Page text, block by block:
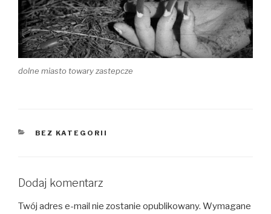
dolne miasto towary zastepcze
KATEGORIE
BEZ KATEGORII
Dodaj komentarz
Twój adres e-mail nie zostanie opublikowany. Wymagane